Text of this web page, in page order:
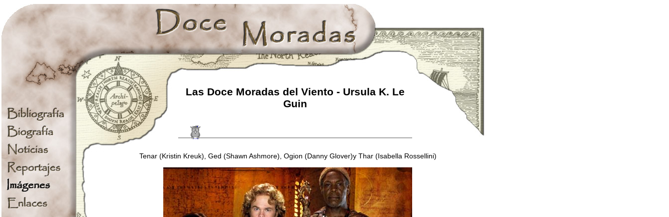
Las Doce Moradas del Viento - Ursula K. Le
Guin
Tenar (Kristin Kreuk), Ged (Shawn Ashmore), Ogion (Danny Glover)y Thar (Isabella Rossellini)